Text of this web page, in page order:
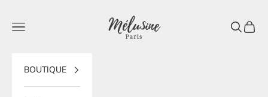
Mélusine Paris
Ouvrir la navigation
Ouvrir la
Voir
BOUTIQUE